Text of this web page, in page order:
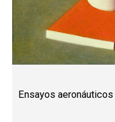
Ensayos aeronáuticos